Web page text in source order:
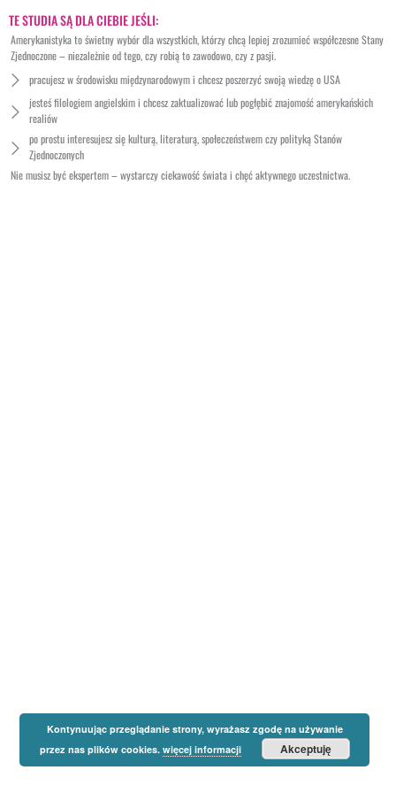
TE STUDIA SĄ DLA CIEBIE JEŚLI:
Amerykanistyka to świetny wybór dla wszystkich, którzy chcą lepiej zrozumieć współczesne Stany
Zjednoczone – niezależnie od tego, czy robią to zawodowo, czy z pasji.
pracujesz w środowisku międzynarodowym i chcesz poszerzyć swoją wiedzę o USA
jesteś filologiem angielskim i chcesz zaktualizować lub pogłębić znajomość amerykańskich
realiów
po prostu interesujesz się kulturą, literaturą, społeczeństwem czy polityką Stanów
Zjednoczonych
Nie musisz być ekspertem – wystarczy ciekawość świata i chęć aktywnego uczestnictwa.
Kontynuując przeglądanie strony, wyrażasz zgodę na używanie
przez nas plików cookies. więcej informacji Akceptuję